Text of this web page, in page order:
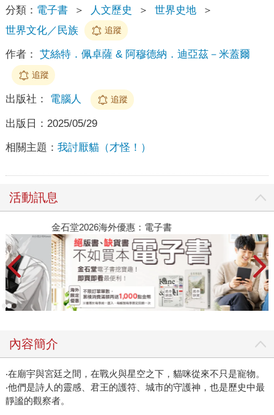
分類： 電子書 ＞ 人文歷史 ＞ 世界史地
＞
世界文化／民族
追蹤
作者： 艾絲特．佩卓薩 & 阿穆德納．迪亞茲－米蓋爾
追蹤
出版社： 電腦人 追蹤
出版日： 2025/05/29
相關主題： 我討厭貓（才怪！）
活動訊息
金石堂2026海外優惠：電子書
內容簡介
‧在廟宇與宮廷之間，在戰火與星空之下，貓咪從來不只是寵物。
‧他們是詩人的靈感、君王的護符、城市的守護神，也是歷史中最
靜謐的觀察者。